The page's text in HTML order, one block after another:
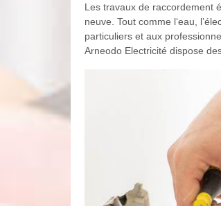
Les travaux de raccordement
neuve. Tout comme l‘eau,
particuliers et aux
Arneodo Electricité dispose